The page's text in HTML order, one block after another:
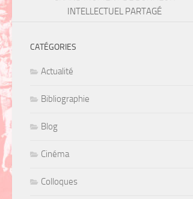
INTELLECTUEL PARTAGÉ
CATÉGORIES
Actualité
Bibliographie
Blog
Cinéma
Colloques